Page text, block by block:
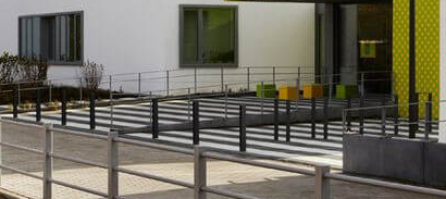
KOLLEGIUMUNTERSTÜTZTE KOMMUNIKATION